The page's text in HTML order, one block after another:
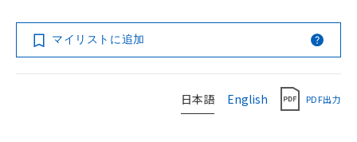
マイリストに追加
日本語 English PDF出力